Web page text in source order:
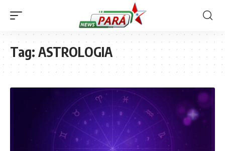
Tag: ASTROLOGIA